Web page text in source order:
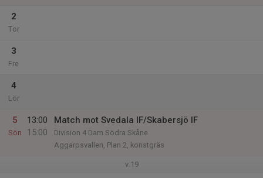
2
Tor
3
Fre
4
Lör
5
Sön
13:00
15:00
Match mot Svedala IF/Skabersjö IF
Division 4 Dam Södra Skåne
Aggarpsvallen, Plan 2, konstgräs
v.19